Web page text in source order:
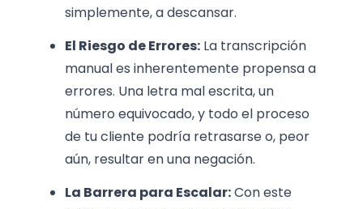
simplemente, a descansar.
El Riesgo de Errores: La transcripción
manual es inherentemente propensa a
errores. Una letra mal escrita, un
número equivocado, y todo el proceso
de tu cliente podría retrasarse o, peor
aún, resultar en una negación.
La Barrera para Escalar:Con este